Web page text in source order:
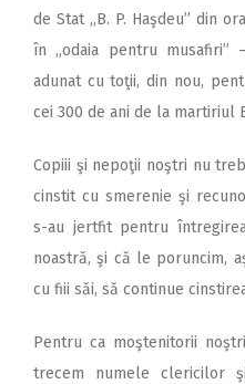
de Stat ,,B. P. Haşdeu” din
în „odaia pentru musafiri”
adunat cu toţii, din nou,
cei 300 de ani de la martiriul
Copiii şi nepoţii noştri nu
cinstit cu smerenie şi
s-au jertfit pentru
noastră, şi că le poruncim,
cu fiii săi, să continue
Pentru ca moştenitorii
trecem numele clericilor